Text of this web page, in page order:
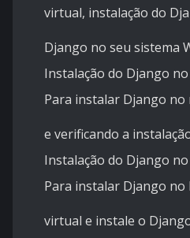
virtual, instalação do
Django no seu sistema
Instalação do Django no
Para instalar Django
e verificando a
Instalação do Django
Para instalar Django
virtual e instale o